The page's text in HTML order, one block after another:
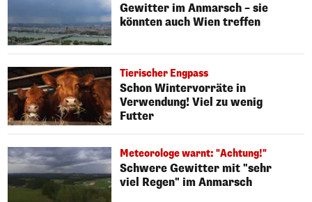
Gewitter im Anmarsch – sie
könnten auch Wien treffen
Tierischer Engpass
Schon Wintervorräte in
Verwendung! Viel zu wenig
Futter
Meteorologe warnt: "Achtung!"
Schwere Gewitter mit "sehr
viel Regen" im Anmarsch